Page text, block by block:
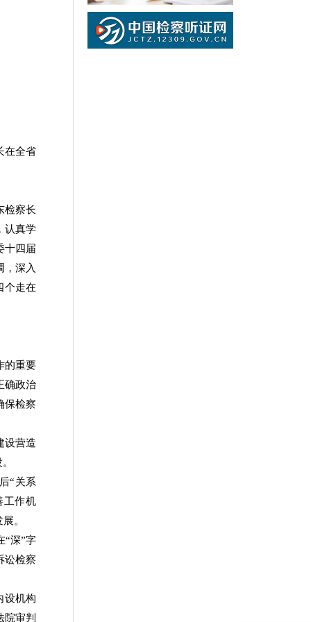
在全省
检察长
认真学
十四届
，深入
个走在
的重要
确政治
保检察
设营造
“关系
工作机
。
“深”字
讼检察
设机构
审判